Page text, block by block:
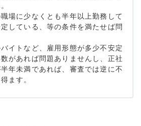
場に少なくとも半年以上勤務して
している、等の条件を満たせば問
イトなど、雇用形態が多少不安定
があれば問題ありませんし、正社
年未満であれば、審査では逆に不
ます。